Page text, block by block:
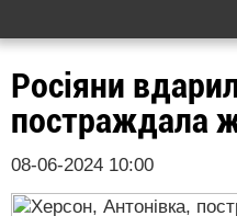
Росіяни
постраждала
08-06-2024 10:00